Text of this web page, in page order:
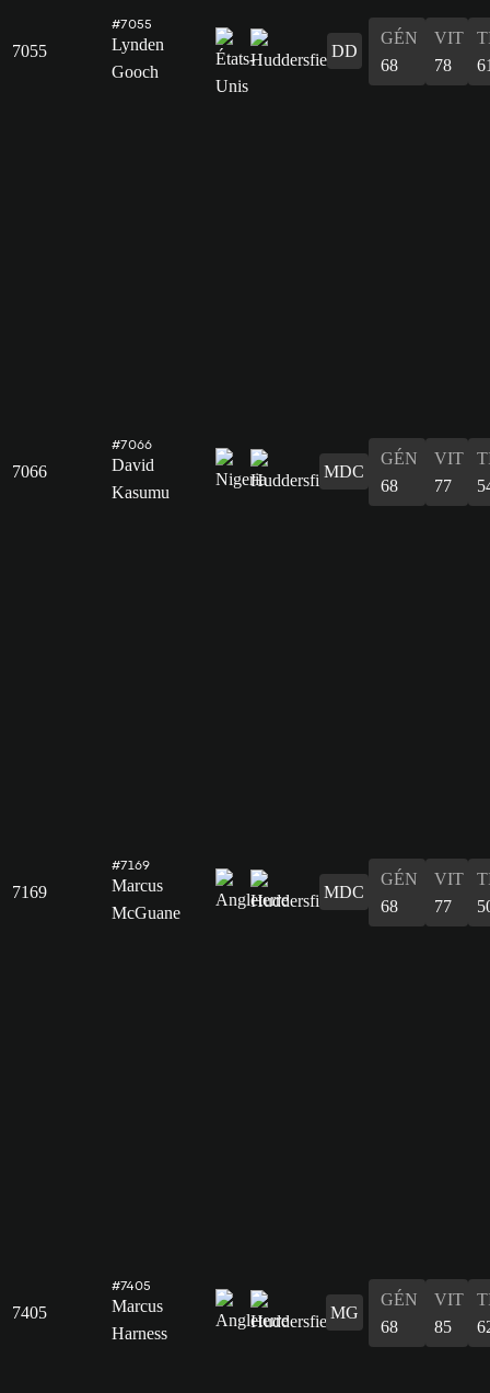
7055
#7055
Lynden
Gooch
DD
GÉN
68
VIT
78
7066
#7066
David
Kasumu
MDC
GÉN
68
VIT
77
7169
#7169
Marcus
McGuane
MDC
GÉN
68
VIT
77
7405
#7405
Marcus
Harness
MG
GÉN
68
VIT
85